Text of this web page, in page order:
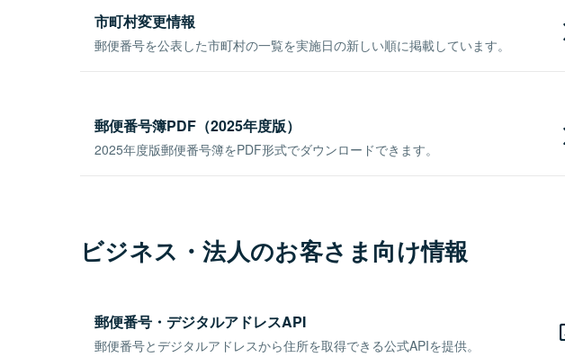
市町村変更情報
郵便番号を公表した市町村の一覧を実施日の新しい順に掲載しています。
郵便番号簿PDF（2025年度版）
2025年度版郵便番号簿をPDF形式でダウンロードできます。
ビジネス・法人のお客さま向け情報
郵便番号・デジタルアドレスAPI
郵便番号とデジタルアドレスから住所を取得できる公式APIを提供。